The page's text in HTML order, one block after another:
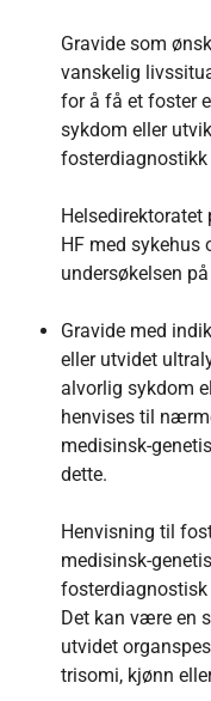
Gravide som
vanskelig
for å få et foster
sykdom eller
fosterdiagnostikk
Helsedirektoratet
HF med sykehus
undersøkelsen
Gravide med
eller utvidet
alvorlig sykdom
henvises til
medisinsk-
dette.
Henvisning til
medisinsk-
fosterdiagnostisk
Det kan være en
utvidet
trisomi, kjønn